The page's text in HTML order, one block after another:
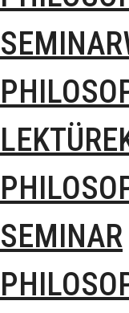
SEMINAR